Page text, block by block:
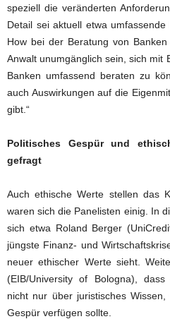
speziell die veränderten
Detail sei aktuell etwa
How bei der Beratung von
Anwalt unumgänglich sein, sich mit
Banken umfassend beraten zu
auch Auswirkungen auf die
gibt.“
Politisches Gespür und
gefragt
Auch ethische Werte stellen das
waren sich die Panelisten einig. In
sich etwa Roland Berger
jüngste Finanz- und
neuer ethischer Werte sieht.
(EIB/University of Bologna),
nicht nur über juristisches
Gespür verfügen sollte.